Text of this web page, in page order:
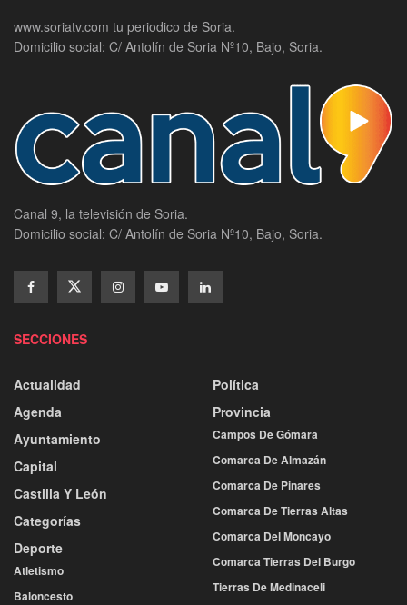
www.soriatv.com tu periodico de Soria.
Domicilio social: C/ Antolín de Soria Nº10, Bajo, Soria.
Canal 9, la televisión de Soria.
Domicilio social: C/ Antolín de Soria Nº10, Bajo, Soria.
SECCIONES
Actualidad
Agenda
Ayuntamiento
Capital
Castilla Y León
Categorías
Deporte
Atletismo
Baloncesto
Política
Provincia
Campos De Gómara
Comarca De Almazán
Comarca De Pinares
Comarca De Tierras Altas
Comarca Del Moncayo
Comarca Tierras Del Burgo
Tierras De Medinaceli